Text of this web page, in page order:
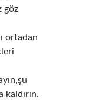
göz
ortadan
kaldırın.